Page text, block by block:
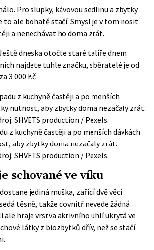
Pro slupky, kávovou sedlinu a zbytky
to ale bohatě stačí. Smysl je v tom nosit
a nenechávat ho doma zrát.
dneska otočte staré talíře dnem
najdete tuhle značku, sběratelé je od
3 000 Kč
z kuchyně častěji a po menších dávkách
aby zbytky doma nezačaly zrát.
SHVETS production / Pexels.
schované ve víku
jediná muška, zařídí dvě věci
těsně, takže dovnitř nevede žádná
ale hraje vrstva aktivního uhlí ukrytá ve
látky z biozbytků dřív, než se stačí